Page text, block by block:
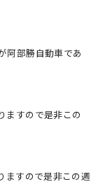
阿部勝自動車であ
ますので是非この
ますので是非この週